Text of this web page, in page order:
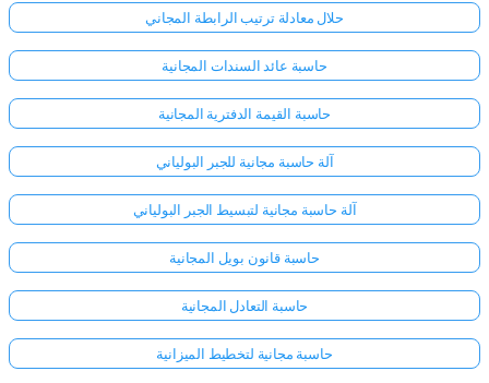
حلال معادلة ترتيب الرابطة المجاني
حاسبة عائد السندات المجانية
حاسبة القيمة الدفترية المجانية
آلة حاسبة مجانية للجبر البولياني
آلة حاسبة مجانية لتبسيط الجبر البولياني
حاسبة قانون بويل المجانية
حاسبة التعادل المجانية
حاسبة مجانية لتخطيط الميزانية